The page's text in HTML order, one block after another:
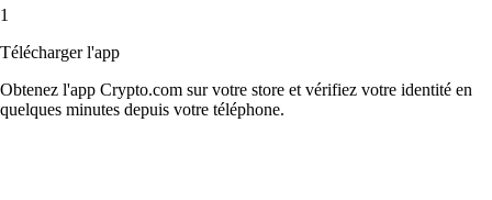
1
Télécharger l'app
Obtenez l'app Crypto.com sur votre store et vérifiez votre identité en
quelques minutes depuis votre téléphone.